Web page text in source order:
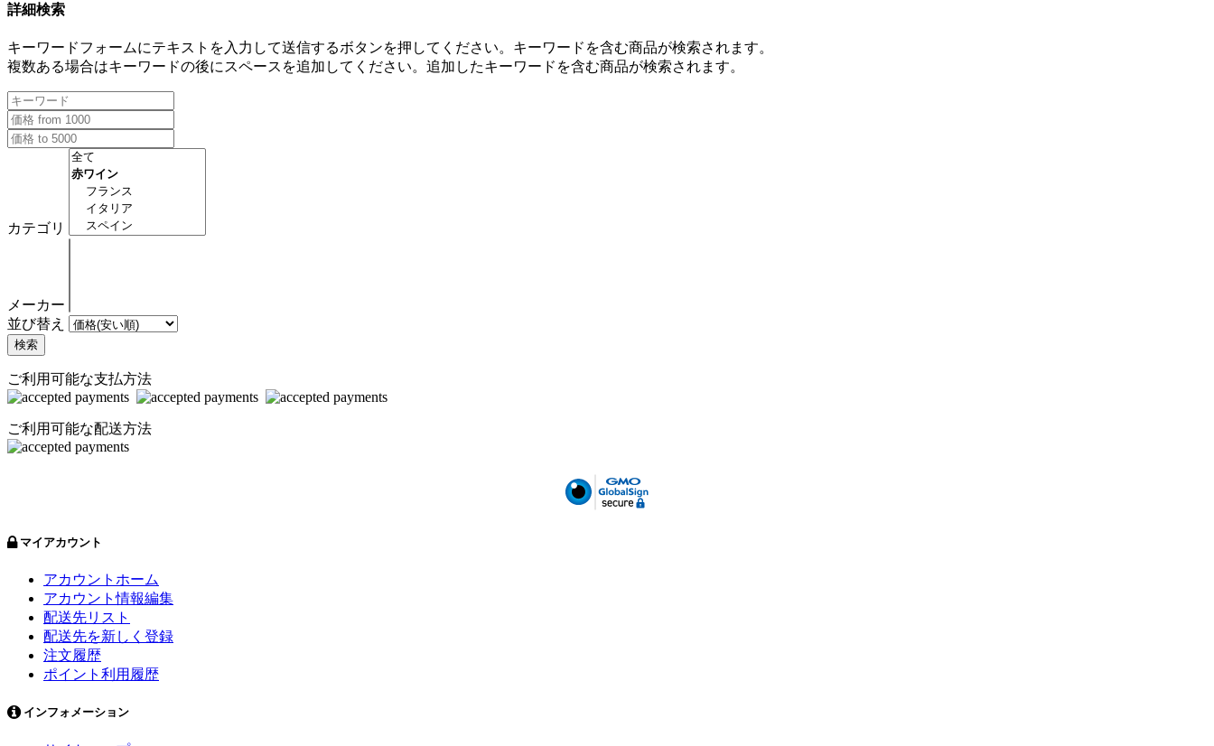
詳細検索
キーワードフォームにテキストを入力して送信するボタンを押してください。キーワードを含む商品が検索されます。
複数ある場合はキーワードの後にスペースを追加してください。追加したキーワードを含む商品が検索されます。
カテゴリ
メーカー
並び替え
検索
ご利用可能な支払方法
ご利用可能な配送方法
マイアカウント
アカウントホーム
アカウント情報編集
配送先リスト
配送先を新しく登録
注文履歴
ポイント利用履歴
インフォメーション